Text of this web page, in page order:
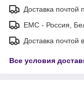
Доставка почтой
ЕМС - Россия,
Доставка
Все условия